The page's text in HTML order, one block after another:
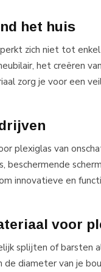
het huis
zich niet tot
het creëren
zorg je voor een
plexiglas van
innovatieve en
voor
splijten of
diameter van je